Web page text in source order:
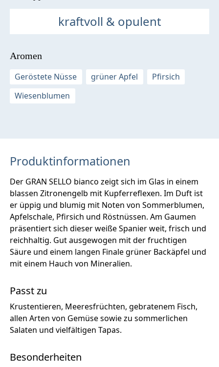
kraftvoll & opulent
Aromen
Geröstete Nüsse
grüner Apfel
Pfirsich
Wiesenblumen
Produktinformationen
Der GRAN SELLO bianco zeigt sich im Glas in einem
blassen Zitronengelb mit Kupferreflexen. Im Duft ist
er üppig und blumig mit Noten von Sommerblumen,
Apfelschale, Pfirsich und Röstnüssen. Am Gaumen
präsentiert sich dieser weiße Spanier weit, frisch und
reichhaltig. Gut ausgewogen mit der fruchtigen
Säure und einem langen Finale grüner Backäpfel und
mit einem Hauch von Mineralien.
Passt zu
Krustentieren, Meeresfrüchten, gebratenem Fisch,
allen Arten von Gemüse sowie zu sommerlichen
Salaten und vielfältigen Tapas.
Besonderheiten